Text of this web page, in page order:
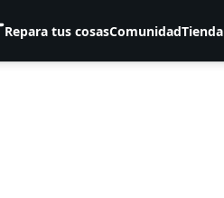
Repara tus cosasComunidadTienda